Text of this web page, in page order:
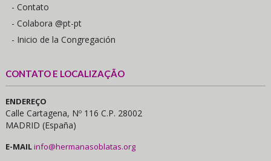
- Contato
- Colabora @pt-pt
- Inicio de la Congregación
CONTATO E LOCALIZAÇÃO
ENDEREÇO
Calle Cartagena, Nº 116 C.P. 28002
MADRID (España)
E-MAILinfo@hermanasoblatas.org